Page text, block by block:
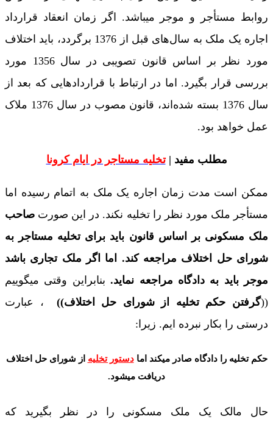
روابط مستأجر و موجر میباشد. اگر زمان انعقاد قرارداد
اجاره یک ملک به سال‌های قبل از 1376 برگردد، باید اختلاف
مورد نظر بر اساس قانون تصویبی در سال 1356 مورد
بررسی قرار بگیرد. اما در ارتباط با قراردادهایی که بعد از
سال 1376 بسته شده‌اند، قانون مصوب در سال 1376 ملاک
عمل خواهد بود.
مطلب مفید |تخلیه مستاجر در ایام کرونا
ممکن است مدت زمان اجاره یک ملک به اتمام رسیده اما
مستأجر ملک مورد نظر را تخلیه نکند. در این صورت صاحب
ملک مسکونی بر اساس قانون باید برای تخلیه مستاجر به
شورای حل اختلاف مراجعه کند. اما اگر ملک تجاری باشد
موجر باید به دادگاه مراجعه نماید.بنابراین وقتی میگوییم
((گرفتن حکم تخلیه از شورای حل اختلاف)) ، عبارت
درستی را بکار نبرده ایم. زیرا:
حکم تخلیه را دادگاه صادر میکند امادستور تخلیه از شورای حل اختلاف
دریافت میشود.
حال مالک یک ملک مسکونی را در نظر بگیرید که